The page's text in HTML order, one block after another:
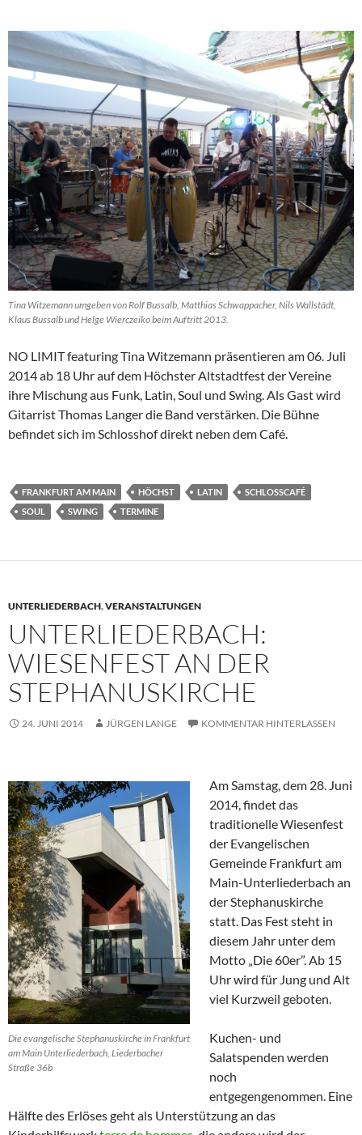
Tina Witzemann umgeben von Rolf Bussalb, Matthias Schwappacher, Nils Wallstädt,
Klaus Bussalb und Helge Wierczeiko beim Auftritt 2013.
NO LIMIT featuring Tina Witzemann präsentieren am 06. Juli
2014 ab 18 Uhr auf dem Höchster Altstadtfest der Vereine
ihre Mischung aus Funk, Latin, Soul und Swing. Als Gast wird
Gitarrist Thomas Langer die Band verstärken. Die Bühne
befindet sich im Schlosshof direkt neben dem Café.
FRANKFURT AM MAIN HÖCHST LATIN
SCHLOSSCAFÉ
SOUL
SWING TERMINE
UNTERLIEDERBACH,VERANSTALTUNGEN
UNTERLIEDERBACH:
WIESENFEST AN DER
STEPHANUSKIRCHE
24. JUNI 2014 JÜRGEN LANGE KOMMENTAR HINTERLASSEN
Die evangelische Stephanuskirche in Frankfurt
am Main Unterliederbach, Liederbacher
Straße 36b
Am Samstag, dem 28. Juni
2014, findet das
traditionelle Wiesenfest
der Evangelischen
Gemeinde Frankfurt am
Main-Unterliederbach an
der Stephanuskirche
statt. Das Fest steht in
diesem Jahr unter dem
Motto „Die 60er”. Ab 15
Uhr wird für Jung und Alt
viel Kurzweil geboten.
Kuchen- und
Salatspenden werden
noch
entgegengenommen. Eine
Hälfte des Erlöses geht als Unterstützung an das